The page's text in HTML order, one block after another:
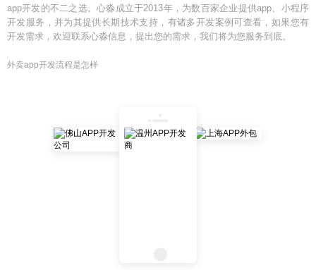
app开发的不二之选。心淼成立于2013年，为数百家企业提供app、小程序
开发服务，并为其提供长期技术支持，有诸多开发案例可查看，如果您有
开发需求，欢迎联系心淼信息，提出您的需求，我们将为您服务到底。
外卖app开发流程是怎样